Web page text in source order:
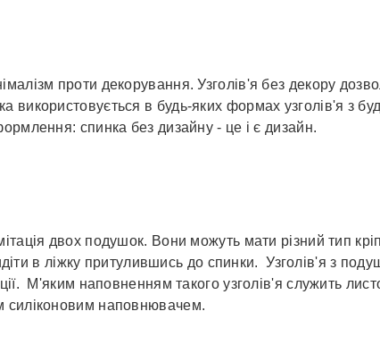
проти декорування. Узголів'я без декору
в будь-яких формах узголів'я з
спинка без дизайну - це і є дизайн.
двох подушок. Вони можуть мати різний тип
в ліжку притулившись до спинки. Узголів'я з
М'яким наповненням такого узголів'я служить
силіконовим наповнювачем.